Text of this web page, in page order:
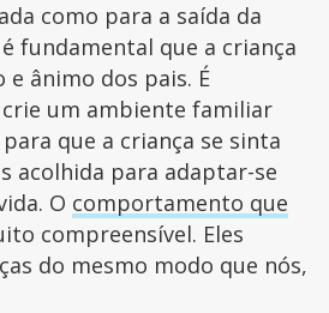
como para a saída da
fundamental que a criança
ânimo dos pais. É
crie um ambiente familiar
que a criança se sinta
acolhida para adaptar-se
O comportamento que
compreensível. Eles
do mesmo modo que nós,